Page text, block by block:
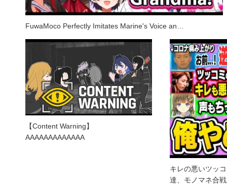
FuwaMoco Perfectly Imitates Marine's Voice an…
【Content Warning】
AAAAAAAAAAAAA
キレの悪いツッ
達、モノマネ合